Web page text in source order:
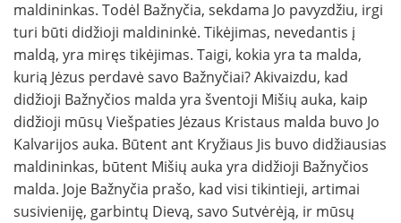
maldininkas. Todėl Bažnyčia, sekdama Jo pavyzdžiu, irgi
turi būti didžioji maldininkė. Tikėjimas, nevedantis į
maldą, yra miręs tikėjimas. Taigi, kokia yra ta malda,
kurią Jėzus perdavė savo Bažnyčiai? Akivaizdu, kad
didžioji Bažnyčios malda yra šventoji Mišių auka, kaip
didžioji mūsų Viešpaties Jėzaus Kristaus malda buvo Jo
Kalvarijos auka. Būtent ant Kryžiaus Jis buvo didžiausias
maldininkas, būtent Mišių auka yra didžioji Bažnyčios
malda. Joje Bažnyčia prašo, kad visi tikintieji, artimai
susivieniję, garbintų Dievą, savo Sutvėrėją, ir mūsų